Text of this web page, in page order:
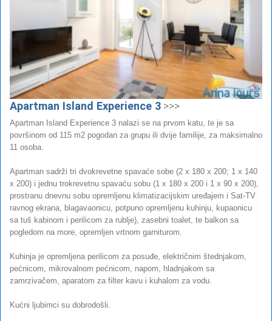
Apartman Island Experience 3 >>>
Apartman Island Experience 3 nalazi se na prvom katu, te je sa
površinom od 115 m2 pogodan za grupu ili dvije familije, za maksimalno
11 osoba.
Apartman sadrži tri dvokrevetne spavaće sobe (2 x 180 x 200; 1 x 140
x 200) i jednu trokrevetnu spavaću sobu (1 x 180 x 200 i 1 x 90 x 200),
prostranu dnevnu sobu opremljenu klimatizacijskim uređajem i Sat-TV
ravnog ekrana, blagavaonicu, potpuno opremljenu kuhinju, kupaonicu
sa tuš kabinom i perilicom za rublje), zasebni toalet, te balkon sa
pogledom na more, opremljen vrtnom garniturom.
Kuhinja je opremljena perilicom za posuđe, električnim štednjakom,
pećnicom, mikrovalnom pećnicom, napom, hladnjakom sa
zamrzivačem, aparatom za filter kavu i kuhalom za vodu.
Kućni ljubimci su dobrodošli.